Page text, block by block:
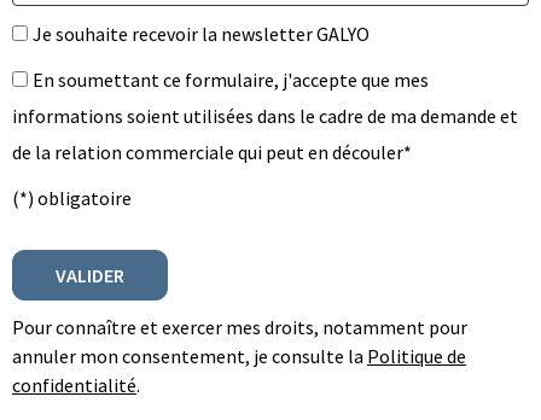
Je souhaite recevoir la newsletter GALYO
En soumettant ce formulaire, j'accepte que mes
informations soient utilisées dans le cadre de ma demande et
de la relation commerciale qui peut en découler*
(*) obligatoire
Pour connaître et exercer mes droits, notamment pour
annuler mon consentement, je consulte la Politique de
confidentialité.